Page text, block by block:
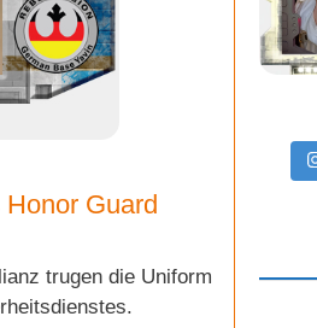
Honor Guard
trugen die Uniform